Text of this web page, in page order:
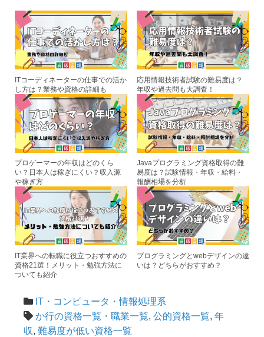
b
o
o
k
st
ITコーディネーターの仕事での活か
し方は？業務や資格の詳細も
応用情報技術者試験の難易度は？
年収や過去問も大調査！
プロゲーマーの年収はどのくら
い？日本人は稼ぎにくい？収入源
や稼ぎ方
Javaプログラミング資格取得の難
易度は？試験情報・年収・給料・
報酬相場を分析
IT業界への転職に役立つおすすめの
資格21選！メリット・勉強方法に
ついても紹介
プログラミングとwebデザインの違
いは？どちらがおすすめ？
IT・コンピュータ・情報処理系
か行の資格一覧・職業一覧, 公的資格一覧, 年
収, 難易度が低い資格一覧